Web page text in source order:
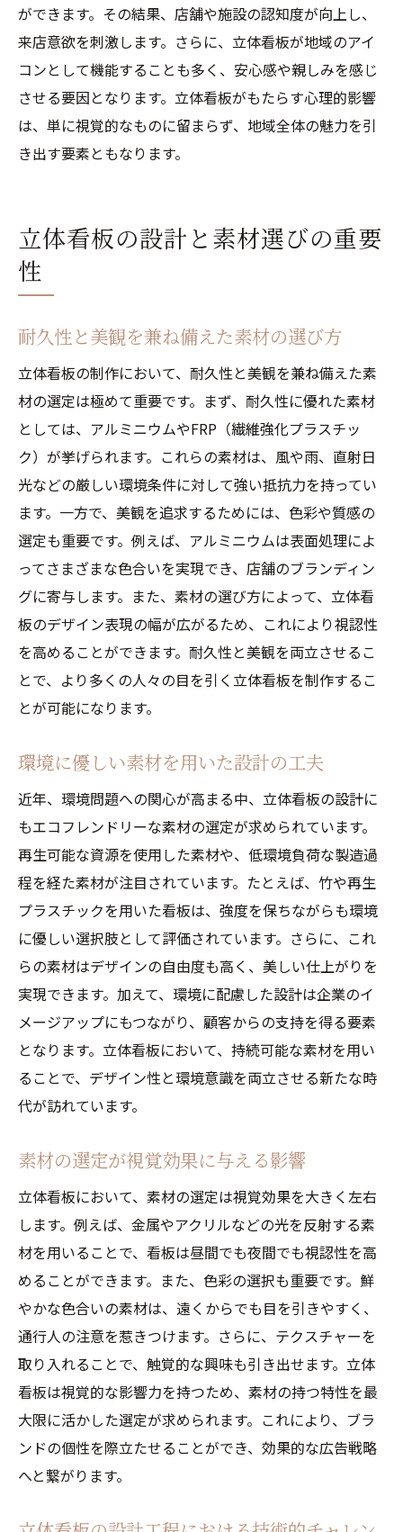
ができます。その結果、店舗や施設の認知度が向上し、
来店意欲を刺激します。さらに、立体看板が地域のアイ
コンとして機能することも多く、安心感や親しみを感じ
させる要因となります。立体看板がもたらす心理的影響
は、単に視覚的なものに留まらず、地域全体の魅力を引
き出す要素ともなります。
立体看板の設計と素材選びの重要
性
耐久性と美観を兼ね備えた素材の選び方
立体看板の制作において、耐久性と美観を兼ね備えた素
材の選定は極めて重要です。まず、耐久性に優れた素材
としては、アルミニウムやFRP（繊維強化プラスチッ
ク）が挙げられます。これらの素材は、風や雨、直射日
光などの厳しい環境条件に対して強い抵抗力を持ってい
ます。一方で、美観を追求するためには、色彩や質感の
選定も重要です。例えば、アルミニウムは表面処理によ
ってさまざまな色合いを実現でき、店舗のブランディン
グに寄与します。また、素材の選び方によって、立体看
板のデザイン表現の幅が広がるため、これにより視認性
を高めることができます。耐久性と美観を両立させるこ
とで、より多くの人々の目を引く立体看板を制作するこ
とが可能になります。
環境に優しい素材を用いた設計の工夫
近年、環境問題への関心が高まる中、立体看板の設計に
もエコフレンドリーな素材の選定が求められています。
再生可能な資源を使用した素材や、低環境負荷な製造過
程を経た素材が注目されています。たとえば、竹や再生
プラスチックを用いた看板は、強度を保ちながらも環境
に優しい選択肢として評価されています。さらに、これ
らの素材はデザインの自由度も高く、美しい仕上がりを
実現できます。加えて、環境に配慮した設計は企業のイ
メージアップにもつながり、顧客からの支持を得る要素
となります。立体看板において、持続可能な素材を用い
ることで、デザイン性と環境意識を両立させる新たな時
代が訪れています。
素材の選定が視覚効果に与える影響
立体看板において、素材の選定は視覚効果を大きく左右
します。例えば、金属やアクリルなどの光を反射する素
材を用いることで、看板は昼間でも夜間でも視認性を高
めることができます。また、色彩の選択も重要です。鮮
やかな色合いの素材は、遠くからでも目を引きやすく、
通行人の注意を惹きつけます。さらに、テクスチャーを
取り入れることで、触覚的な興味も引き出せます。立体
看板は視覚的な影響力を持つため、素材の持つ特性を最
大限に活かした選定が求められます。これにより、ブラ
ンドの個性を際立たせることができ、効果的な広告戦略
へと繋がります。